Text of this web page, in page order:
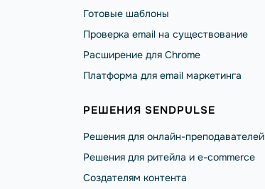
Готовые шаблоны
Проверка email на существование
Расширение для Chrome
Платформа для email маркетинга
РЕШЕНИЯ SENDPULSE
Решения для онлайн-преподавателей
Решения для ритейла и e-commerce
Создателям контента